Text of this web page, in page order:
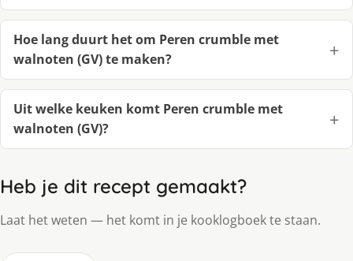
Hoe lang duurt het om Peren crumble met
walnoten (GV) te maken?
Uit welke keuken komt Peren crumble met
walnoten (GV)?
Heb je dit recept gemaakt?
Laat het weten — het komt in je kooklogboek te staan.